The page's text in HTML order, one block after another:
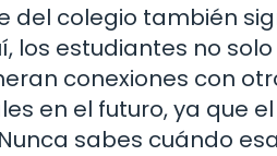
del colegio también
los estudiantes no
conexiones con
en el futuro, ya que
sabes cuándo